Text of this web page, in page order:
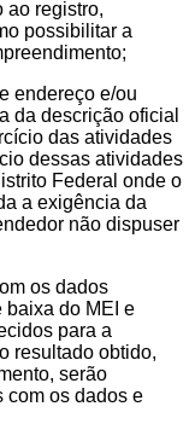
ao registro,
possibilitar a
endereço e/ou
da descrição oficial
das atividades
dessas atividades
Federal onde o
a exigência da
não dispuser
os dados
baixa do MEI e
para a
resultado obtido,
serão
com os dados e